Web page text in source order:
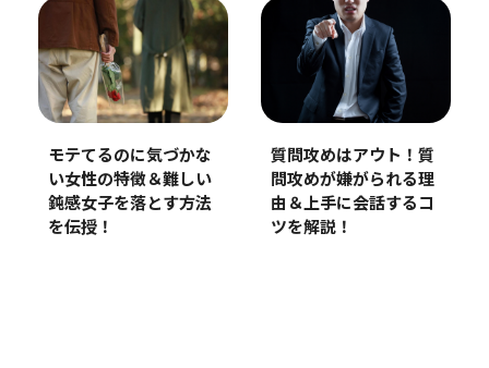
モテてるのに気づかな
い女性の特徴＆難しい
鈍感女子を落とす方法
を伝授！
質問攻めはアウト！質
問攻めが嫌がられる理
由＆上手に会話するコ
ツを解説！